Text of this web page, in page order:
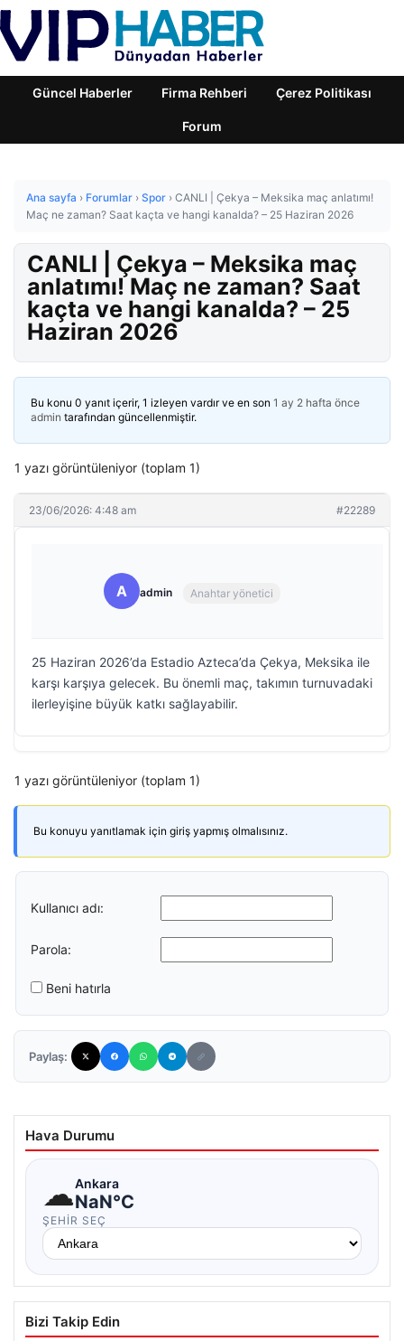
Güncel Haberler Firma Rehberi Çerez Politikası
Forum
Ana sayfa › Forumlar › Spor › CANLI | Çekya – Meksika maç anlatımı!
Maç ne zaman? Saat kaçta ve hangi kanalda? – 25 Haziran 2026
CANLI | Çekya – Meksika maç
anlatımı! Maç ne zaman? Saat
kaçta ve hangi kanalda? – 25
Haziran 2026
Bu konu 0 yanıt içerir, 1 izleyen vardır ve en son 1 ay 2 hafta önce
admin tarafından güncellenmiştir.
1 yazı görüntüleniyor (toplam 1)
23/06/2026: 4:48 am #22289
A admin Anahtar yönetici
25 Haziran 2026’da Estadio Azteca’da Çekya, Meksika ile
karşı karşıya gelecek. Bu önemli maç, takımın turnuvadaki
ilerleyişine büyük katkı sağlayabilir.
1 yazı görüntüleniyor (toplam 1)
Bu konuyu yanıtlamak için giriş yapmış olmalısınız.
Kullanıcı adı:
Parola:
Beni hatırla
Paylaş:
Hava Durumu
☁Ankara
NaN°C
ŞEHIR SEÇ
Bizi Takip Edin